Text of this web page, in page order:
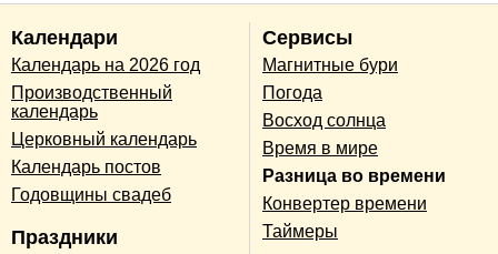
Календари
Календарь на 2026 год
Производственный
календарь
Церковный календарь
Календарь постов
Годовщины свадеб
Праздники
Сервисы
Магнитные бури
Погода
Восход солнца
Время в мире
Разница во времени
Конвертер времени
Таймеры